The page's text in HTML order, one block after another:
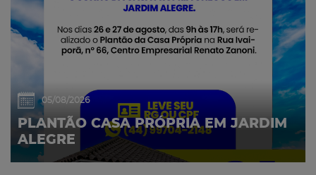
05/08/2026
PLANTÃO CASA PRÓPRIA EM JARDIM
ALEGRE